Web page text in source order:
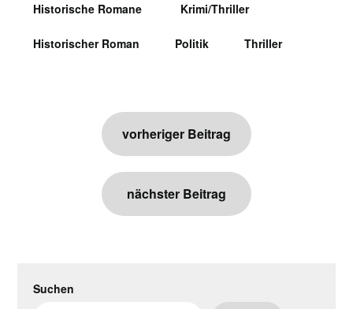
Historische Romane Krimi/Thriller
Historischer Roman Politik Thriller
Beitragsnavigation
vorheriger Beitrag
nächster Beitrag
Suchen